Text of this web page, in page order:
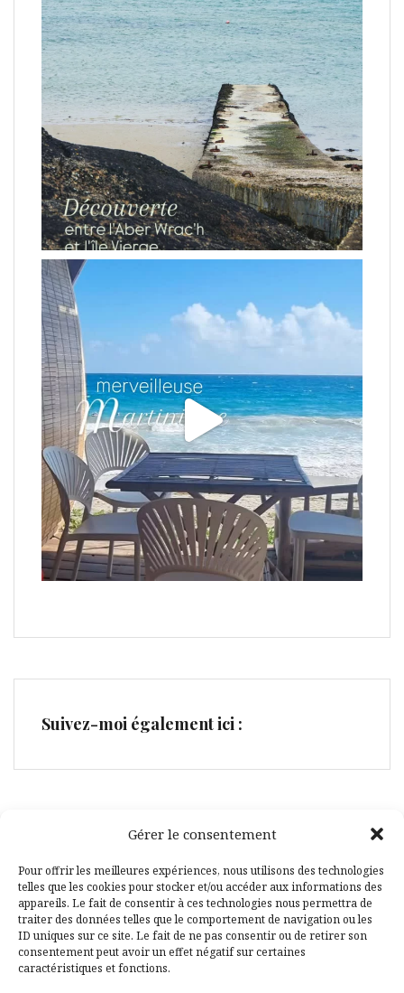
Gérer le consentement
Pour offrir les meilleures expériences, nous utilisons des technologies
telles que les cookies pour stocker et/ou accéder aux informations des
appareils. Le fait de consentir à ces technologies nous permettra de
traiter des données telles que le comportement de navigation ou les
ID uniques sur ce site. Le fait de ne pas consentir ou de retirer son
consentement peut avoir un effet négatif sur certaines
caractéristiques et fonctions.
Suivez-moi également ici :
Facebook
Pinterest